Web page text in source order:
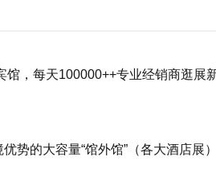
，每天100000++专业经销商逛展
势的大容量“馆外馆”（各大酒店展